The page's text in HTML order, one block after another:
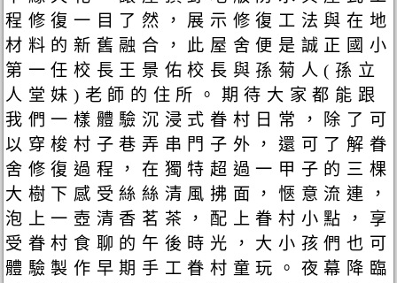
程修復一目了然，展示修復工法與在地
材料的新舊融合，此屋舍便是誠正國小
第一任校長王景佑校長與孫菊人(孫立
人堂妹)老師的住所。期待大家都能跟
我們一樣體驗沉浸式眷村日常，除了可
以穿梭村子巷弄串門子外，還可了解眷
舍修復過程，在獨特超過一甲子的三棵
大樹下感受絲絲清風拂面，愜意流連，
泡上一壺清香茗茶，配上眷村小點，享
受眷村食聊的午後時光，大小孩們也可
體驗製作早期手工眷村童玩。夜幕降臨